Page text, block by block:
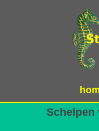
Schelpen